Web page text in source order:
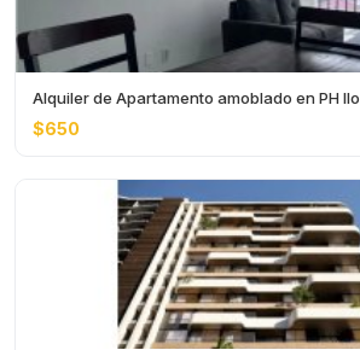
Alquiler de Apartamento amoblado en PH Ilo
$650